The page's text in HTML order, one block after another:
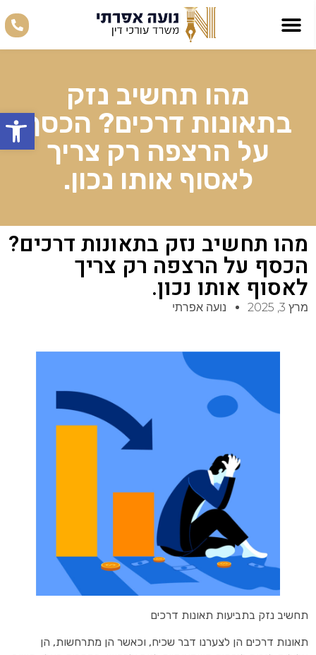
פתח
מהו תחשיב נזק
בתאונות דרכים? הכסף
על הרצפה רק צריך
לאסוף אותו נכון.
מהו תחשיב נזק בתאונות דרכים?
הכסף על הרצפה רק צריך
לאסוף אותו נכון.
מרץ 3, 2025 נועה אפרתי
תחשיב נזק בתביעות תאונות דרכים
תאונות דרכים הן לצערנו דבר שכיח, וכאשר הן מתרחשות, הן